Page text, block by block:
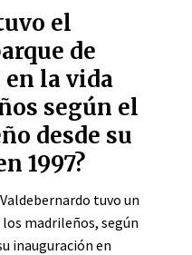
el
de
en la vida
según el
desde su
1997?
tuvo un
madrileños, según
inauguración en